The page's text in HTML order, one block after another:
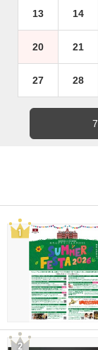
13 14
20 21
27 28